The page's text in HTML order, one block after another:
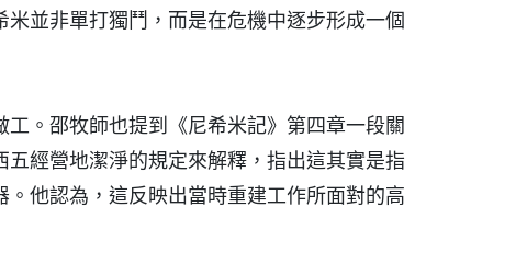
並非單打獨鬥，而是在危機中逐步形成一個
。邵牧師也提到《尼希米記》第四章一段關
經營地潔淨的規定來解釋，指出這其實是指
他認為，這反映出當時重建工作所面對的高